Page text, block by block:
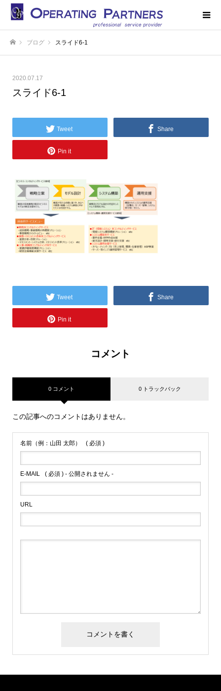
ブログ スライド6-1
2020.07.17
スライド6-1
Tweet Share
Pin it
Tweet Share
Pin it
コメント
0 コメント 0 トラックバック
この記事へのコメントはありません。
名前（例：山田 太郎） ( 必須 )
E-MAIL ( 必須 ) - 公開されません -
URL